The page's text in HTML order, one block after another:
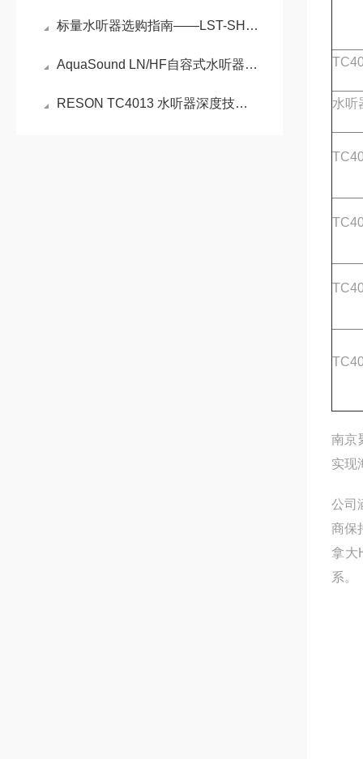
标量水听器选购指南——LST-SH50A五大核心指标深度解析
AquaSound LN/HF自容式水听器如何重塑水下声学监测
RESON TC4013 水听器深度技术解析 水听
南京
实现
公司
商保
拿大
系。